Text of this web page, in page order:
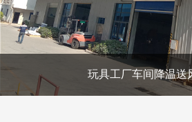
玩具工厂车间降温送